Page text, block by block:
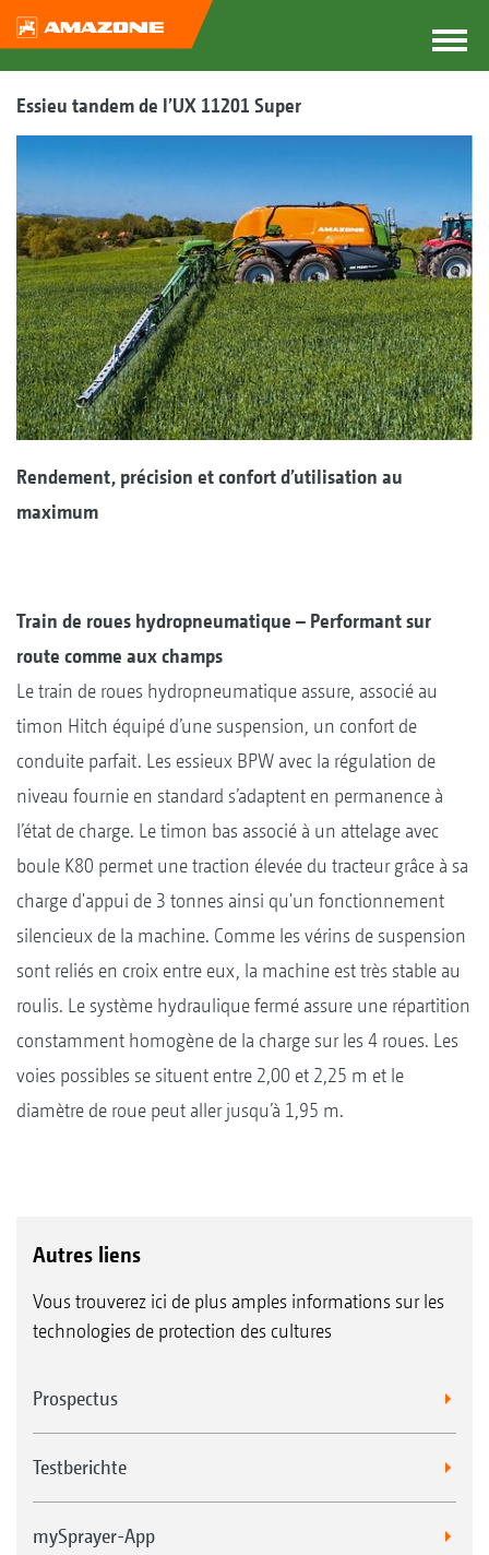
Essieu tandem de l’UX 11201 Super
Rendement, précision et confort d’utilisation au
maximum
Train de roues hydropneumatique – Performant sur
route comme aux champs
Le train de roues hydropneumatique assure, associé au
timon Hitch équipé d’une suspension, un confort de
conduite parfait. Les essieux BPW avec la régulation de
niveau fournie en standard s’adaptent en permanence à
l’état de charge. Le timon bas associé à un attelage avec
boule K80 permet une traction élevée du tracteur grâce à sa
charge d'appui de 3 tonnes ainsi qu'un fonctionnement
silencieux de la machine. Comme les vérins de suspension
sont reliés en croix entre eux, la machine est très stable au
roulis. Le système hydraulique fermé assure une répartition
constamment homogène de la charge sur les 4 roues. Les
voies possibles se situent entre 2,00 et 2,25 m et le
diamètre de roue peut aller jusqu’à 1,95 m.
Autres liens
Vous trouverez ici de plus amples informations sur les
technologies de protection des cultures
Prospectus
Testberichte
mySprayer-App